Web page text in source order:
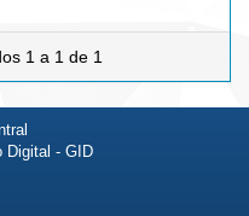
1 a 1 de 1
Digital - GID